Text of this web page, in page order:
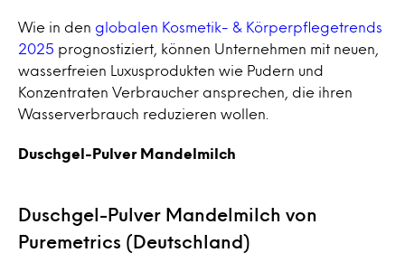
Wie in den globalen Kosmetik- & Körperpflegetrends
2025 prognostiziert, können Unternehmen mit neuen,
wasserfreien Luxusprodukten wie Pudern und
Konzentraten Verbraucher ansprechen, die ihren
Wasserverbrauch reduzieren wollen.
Duschgel-Pulver Mandelmilch
Duschgel-Pulver Mandelmilch von
Puremetrics (Deutschland)